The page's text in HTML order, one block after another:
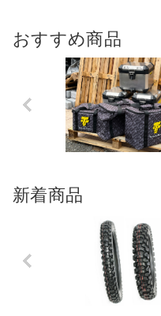
おすすめ商品
Previo
us
新着商品
Previo
us